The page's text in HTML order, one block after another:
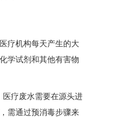
疗机构每天产生的大
学试剂和其他有害物
疗废水需要在源头进
需通过预消毒步骤来